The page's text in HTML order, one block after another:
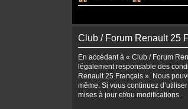
Club / Forum Renault 25
En accédant à « Club / Forum
légalement responsable des
Renault 25 Français ». Nous
même. Si vous continuez
mises à jour et/ou modifications.